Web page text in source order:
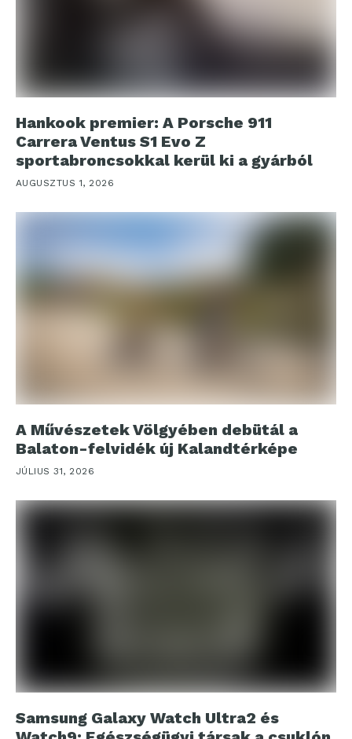
Hankook premier: A Porsche 911
Carrera Ventus S1 Evo Z
sportabroncsokkal kerül ki a gyárból
AUGUSZTUS 1, 2026
A Művészetek Völgyében debütál a
Balaton-felvidék új Kalandtérképe
JÚLIUS 31, 2026
Samsung Galaxy Watch Ultra2 és